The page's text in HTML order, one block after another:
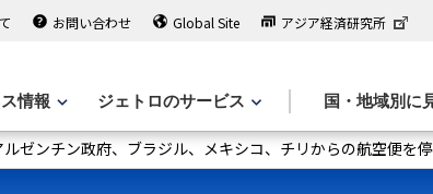
お問い合わせ Global Site アジア経済研究所
情報 ジェトロのサービス 国・地域別に
ルゼンチン政府、ブラジル、メキシコ、チリからの航空便を